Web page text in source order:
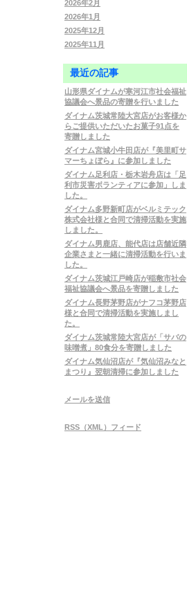
2026年2月
2026年1月
2025年12月
2025年11月
最近の記事
山形県ダイナムが寒河江市社会福祉
協議会へ景品の寄贈を行いました
ダイナム茨城常陸大宮店がお客様か
らご提供いただいたお菓子91点を
寄贈しました
ダイナム宮城小牛田店が『美里町サ
マーちょぼら』に参加しました
ダイナム足利店・栃木岩舟店は「足
利市災害ボランティアに参加」しま
した。
ダイナム多野新町店がベルミテック
株式会社様と合同で清掃活動を実施
しました。
ダイナム男鹿店、能代店は店舗近隣
企業さまと一緒に清掃活動を行いま
した。
ダイナム茨城江戸崎店が稲敷市社会
福祉協議会へ景品を寄贈しました
ダイナム長野茅野店がナフコ茅野店
様と合同で清掃活動を実施しまし
た。
ダイナム茨城常陸大宮店が「サバの
味噌煮」80食分を寄贈しました
ダイナム気仙沼店が『気仙沼みなと
まつり』翌朝清掃に参加しました
メールを送信
RSS（XML）フィード